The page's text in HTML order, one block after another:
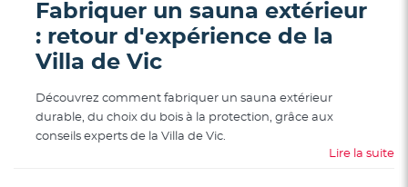
Fabriquer un sauna extérieur
: retour d'expérience de la
Villa de Vic
Découvrez comment fabriquer un sauna extérieur
durable, du choix du bois à la protection, grâce aux
conseils experts de la Villa de Vic.
Lire la suite